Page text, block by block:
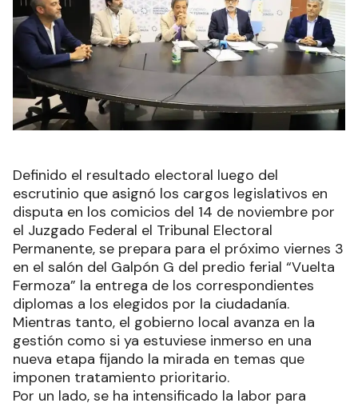
Definido el resultado electoral luego del
escrutinio que asignó los cargos legislativos en
disputa en los comicios del 14 de noviembre por
el Juzgado Federal el Tribunal Electoral
Permanente, se prepara para el próximo viernes 3
en el salón del Galpón G del predio ferial “Vuelta
Fermoza” la entrega de los correspondientes
diplomas a los elegidos por la ciudadanía.
Mientras tanto, el gobierno local avanza en la
gestión como si ya estuviese inmerso en una
nueva etapa fijando la mirada en temas que
imponen tratamiento prioritario.
Por un lado, se ha intensificado la labor para